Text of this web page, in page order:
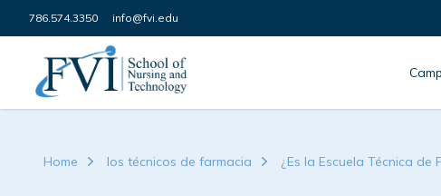
Skip to content
786.574.3350 info@fvi.edu
FVI School of Nursing
Home los técnicos de farmacia ¿Es la Escuela Técnica